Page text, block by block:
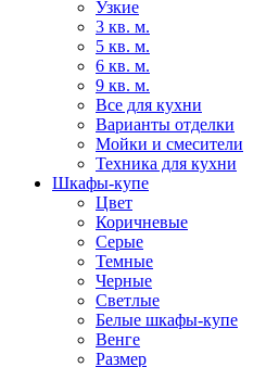
Узкие
3 кв. м.
5 кв. м.
6 кв. м.
9 кв. м.
Все для кухни
Варианты отделки
Мойки и смесители
Техника для кухни
Шкафы-купе
Цвет
Коричневые
Серые
Темные
Черные
Светлые
Белые шкафы-купе
Венге
Размер